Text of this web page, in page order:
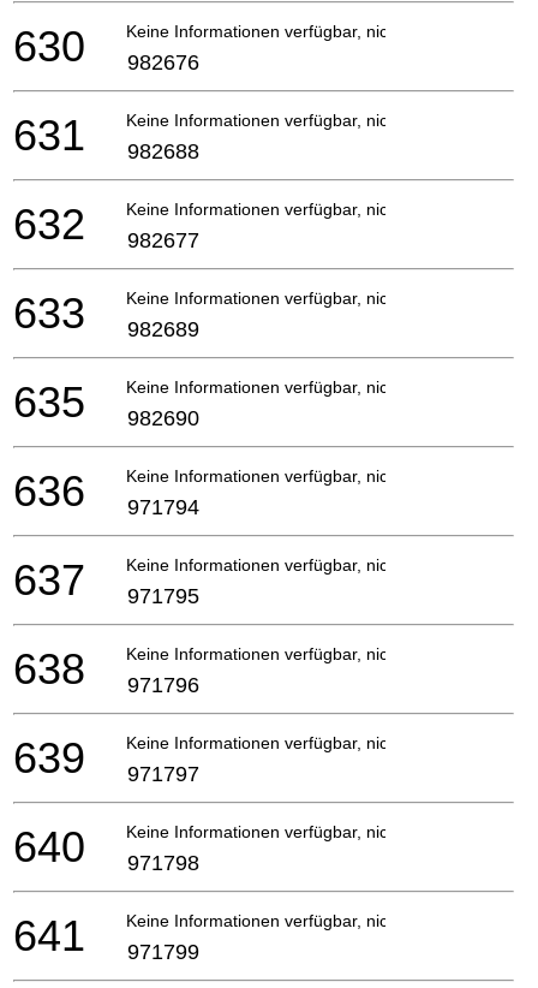
Keine Informationen verfügbar, nicht bestellbar
630 982676
Keine Informationen verfügbar, nicht bestellbar
631 982688
Keine Informationen verfügbar, nicht bestellbar
632 982677
Keine Informationen verfügbar, nicht bestellbar
633 982689
Keine Informationen verfügbar, nicht bestellbar
635 982690
Keine Informationen verfügbar, nicht bestellbar
636 971794
Keine Informationen verfügbar, nicht bestellbar
637 971795
Keine Informationen verfügbar, nicht bestellbar
638 971796
Keine Informationen verfügbar, nicht bestellbar
639 971797
Keine Informationen verfügbar, nicht bestellbar
640 971798
Keine Informationen verfügbar, nicht bestellbar
641 971799